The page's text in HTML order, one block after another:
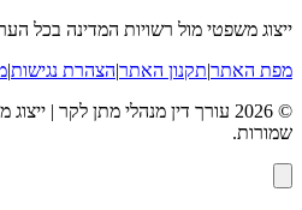
ייצוג משפטי מול רשויות המדינה בכל
מפת האתר|תקנון האתר|הצהרת נגישות|
©
2026 עורך דין מנהלי מתן לקר | ייצוג
שמורות.